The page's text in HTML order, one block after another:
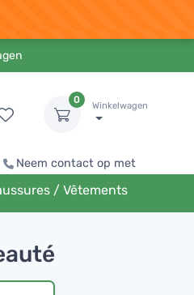
0
Winkelwagen
Neem contact op met
/ Vêtements